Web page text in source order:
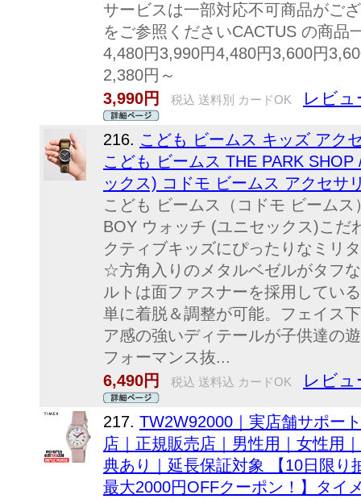
サービスは一部対応不可商品がご
をご参照くださいCACTUS の商品
4,480円3,990円4,480円3,600円
2,380円～
3,990円
税込 送料別 カードOK レビュ
216. こども ビームス キッズ アク
こども ビームス THE PARK
ックス) コドモ ビームス アクセサ
こども ビームス（コドモ ビームス
BOY ウォッチ (ユニセックス)こ
クティブキッズにぴったりなミリ
☆方角入りのメタルベゼルがタフ
ルトは面ファスナーを採用してい
単に着脱＆調整が可能。フェイス
ア感の強いディテールが子供達の
フォーマンス抜...
6,490円
税込 送料込 カードOK レビュ
217. TW2W92000｜実店舗サポー
店｜正規販売店｜男性用｜女性用
典あり｜延長保証対象 【10日限り
最大2000円OFFクーポン！】タイ